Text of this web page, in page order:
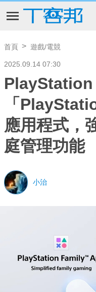
首頁 遊戲/電競
2025.09.14 07:30
PlayStation
「
應用程式，
庭管理功能
小治